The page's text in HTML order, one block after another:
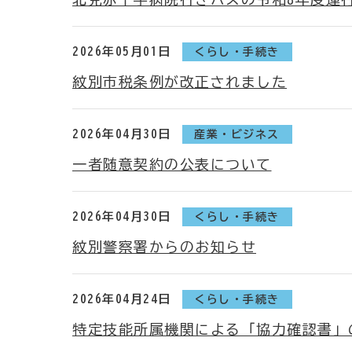
2026年05月01日 くらし・手続き
紋別市税条例が改正されました
2026年04月30日 産業・ビジネス
一者随意契約の公表について
2026年04月30日 くらし・手続き
紋別警察署からのお知らせ
2026年04月24日 くらし・手続き
特定技能所属機関による「協力確認書